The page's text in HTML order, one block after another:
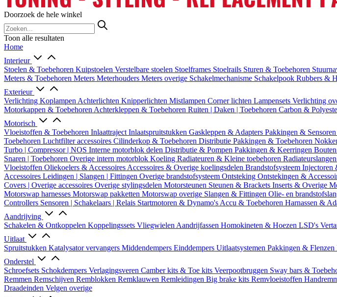
Doorzoek de hele winkel
Toon alle resultaten
Home
Interieur
Stoelen & Toebehoren Kuipstoelen Verstelbare stoelen Stoelframes Stoelrails Sturen & Toebehoren
Meters & Toebehoren Meters Meterhouders Meters overige Schakelmechanisme Schakelpook Rubbers &
Exterieur
Verlichting Koplampen Achterlichten Knipperlichten Mistlampen Corner lichten Lampensets Verlichting
Motorkappen & Toebehoren Achterkleppen & Toebehoren Ruiten | Daken | Toebehoren Carbon &
Motorisch
Vloeistoffen & Toebehoren Inlaattraject Inlaatspruitstukken Gaskleppen & Adapters Pakkingen & Sensoren
Toebehoren Luchtfilter accessoires Cilinderkop & Toebehoren Distributie Pakkingen & Toebehoren
Turbo | Compressor | NOS Interne motorblok delen Distributie & Pompen Pakkingen & Keerringen
Snaren | Toebehoren Overige intern motorblok Koeling Radiateuren & Kleine toebehoren Radiateurslangen
Vloeistoffen Oliekoelers & Accessoires Accessoires & Overige koelingsdelen Brandstofsysteem Injectoren
Accessoires Leidingen | Slangen | Fittingen Overige brandstofsysteem Ontsteking Ontstekingen &
Covers | Overige accessoires Overige stylingsdelen Motorsteunen Steunen & Brackets Inserts & Overige
Motorswap harnesses Motorswap pakketten Motorswap overige Slangen & Fittingen Olie- en
Controllers Sensoren | Schakelaars | Relais Startmotoren & Dynamo's Accu & Toebehoren Harnassen &
Aandrijving
Schakelen & Ontkoppelen Koppelingssets Vliegwielen Aandrijfassen Homokineten & Hoezen LSD's
Uitlaat
Spruitstukken Katalysator vervangers Middendempers Einddempers Uitlaatsystemen Pakkingen & Flenzen
Onderstel
Schroefsets Schokdempers Verlagingsveren Camber kits & Toe kits Veerpootbruggen Sway bars &
Remmen Remschijven Remblokken Remklauwen Remleidingen Big brake kits Remvloeistoffen
Draadeinden Velgen overige